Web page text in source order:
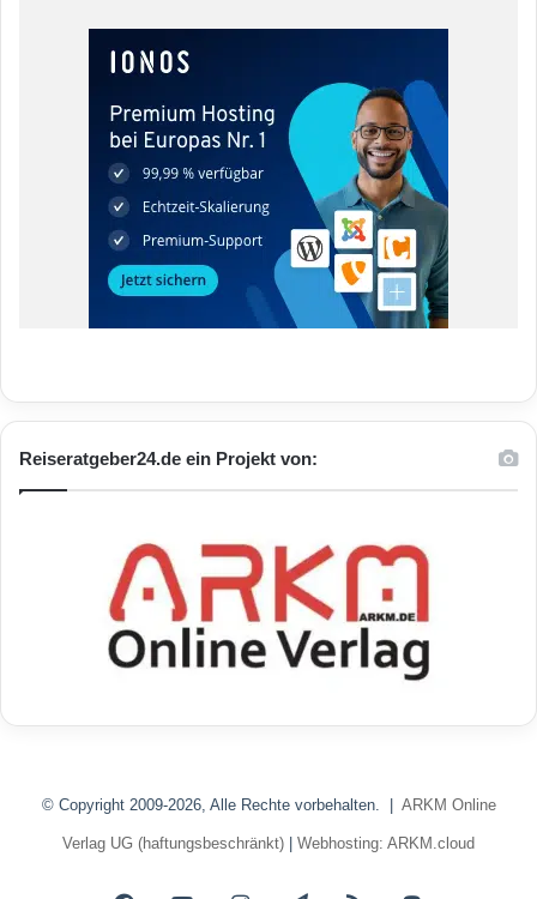
Reiseratgeber24.de ein Projekt von:
© Copyright 2009-2026, Alle Rechte vorbehalten. | ARKM Online
Verlag UG (haftungsbeschränkt) Webhosting: ARKM.cloud